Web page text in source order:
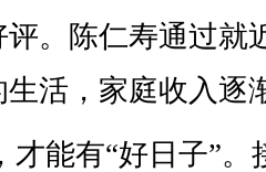
。陈仁寿通过就
活，家庭收入逐
才能有“好日子”